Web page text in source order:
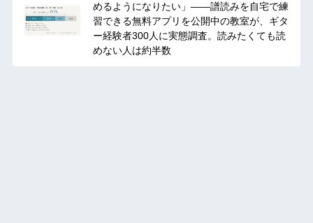
めるようになりたい」——譜読みを自宅で練
習できる無料アプリを公開中の教室が、ギタ
ー経験者300人に実態調査。読みたくても読
めない人は約半数